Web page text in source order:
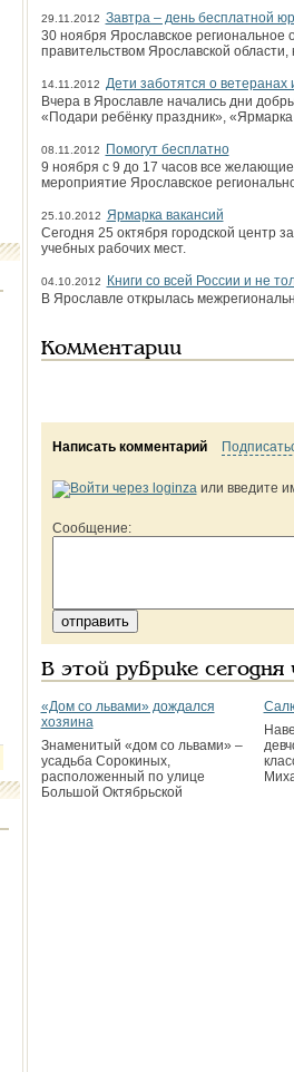
29.11.2012 Завтра – день бесплатной
30 ноября Ярославское региональное
правительством Ярославской
14.11.2012 Дети заботятся о ветеранах
Вчера в Ярославле начались дни
«Подари ребёнку праздник», «Ярмарка
08.11.2012
Помогут бесплатно
9 ноября с 9 до 17 часов все
мероприятие Ярославское
25.10.2012 Ярмарка вакансий
Сегодня 25 октября городской центр
учебных рабочих мест.
04.10.2012
Книги со всей России и не
В Ярославле открылась
Комментарии
Написать комментарий
или введите
Сообщение:
В этой рубрике сегодня
«Дом со львами» дождался
хозяина
Знаменитый «дом со львами» –
усадьба Сорокиных,
расположенный по улице
Большой Октябрьской